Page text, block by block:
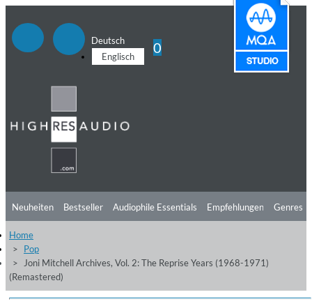
Deutsch
Englisch
0
Neuheiten Bestseller Audiophile Essentials Empfehlungen
Hörtipps
Videos
Genres
Home
Pop
Joni Mitchell Archives, Vol. 2: The Reprise Years (1968-1971)
(Remastered)